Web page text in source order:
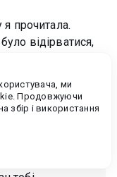
прочитала.
відірватися,
теплі та
ми
Продовжуючи
збір і використання